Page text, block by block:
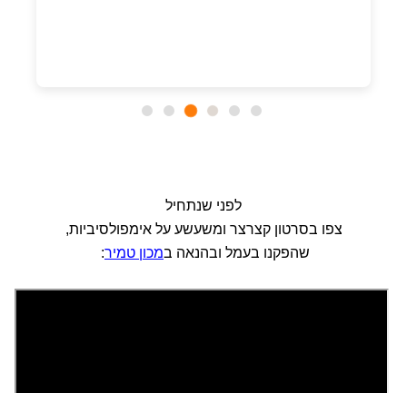
לפני שנתחיל
צפו בסרטון קצרצר ומשעשע על אימפולסיביות,
שהפקנו בעמל ובהנאה במכון טמיר: